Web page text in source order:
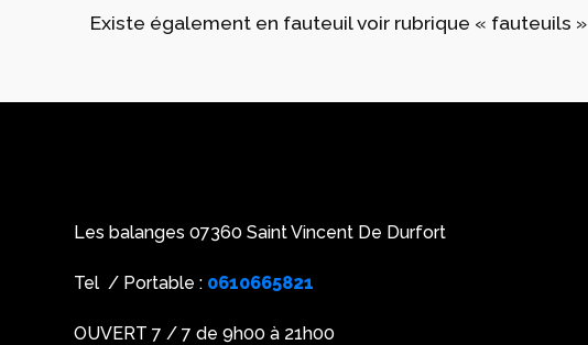
Existe également en fauteuil voir rubrique « fauteuils »
Les balanges 07360 Saint Vincent De Durfort
Tel / Portable : 0610665821
OUVERT 7 / 7 de 9h00 à 21h00